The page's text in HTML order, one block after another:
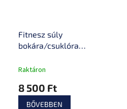
Fitnesz súly
bokára/csuklóra
Raktáron
8 500 Ft
BŐVEBBEN